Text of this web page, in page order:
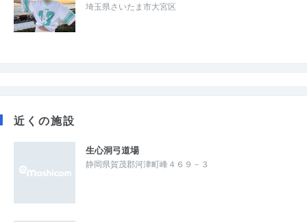
埼玉県さいたま市大宮区
近くの施設
生心洞弓道場
静岡県賀茂郡河津町峰４６９－３